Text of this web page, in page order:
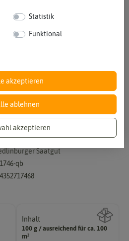
durch berühren
& sehr ergiebig
Saatgut
qb
Inhalt
100 g / ausreichend für ca. 100
m²
Wie viel ist enthalten
Statistik
Funktional
akzeptieren
ablehnen
akzeptieren